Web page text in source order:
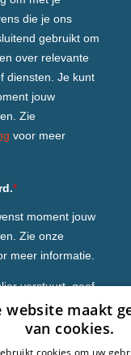
website maakt
van cookies.
cookies om uw